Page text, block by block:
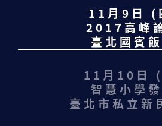
11月9日 (
2017高峰
臺北國賓
11月10日
智慧小學
臺北市私立新